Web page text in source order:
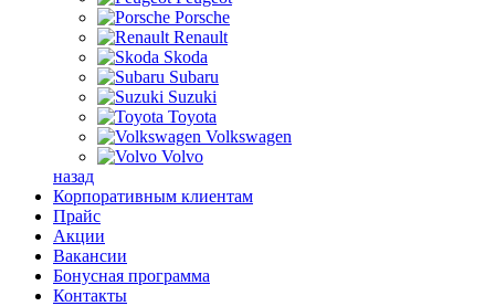
Porsche
Renault
Skoda
Subaru
Suzuki
Toyota
Volkswagen
Volvo
назад
Корпоративным клиентам
Прайс
Акции
Вакансии
Бонусная программа
Контакты